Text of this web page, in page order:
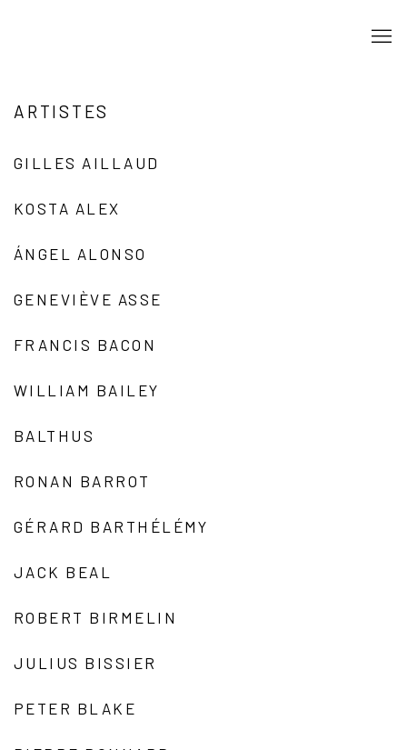
ARTISTES
GILLES AILLAUD
KOSTA ALEX
ÁNGEL ALONSO
GENEVIÈVE ASSE
FRANCIS BACON
WILLIAM BAILEY
BALTHUS
RONAN BARROT
GÉRARD BARTHÉLÉMY
JACK BEAL
ROBERT BIRMELIN
JULIUS BISSIER
PETER BLAKE